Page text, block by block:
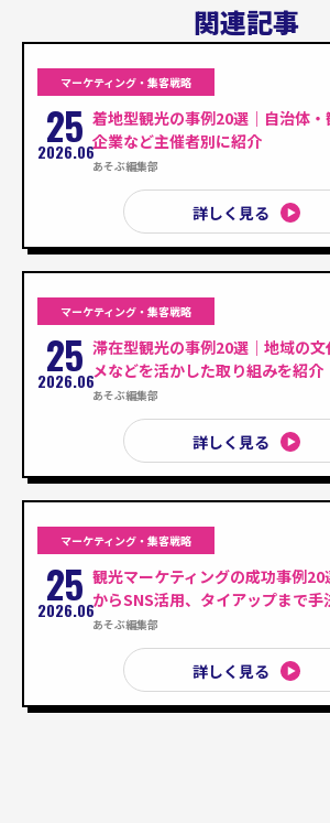
関連記事
マーケティング・集客戦略
25
2026.06
着地型観光の事例20選｜自治体
企業など主催者別に紹介
あそぶ編集部
詳しく見る
マーケティング・集客戦略
25
2026.06
滞在型観光の事例20選｜地域の
メなどを活かした取り組みを紹介
あそぶ編集部
詳しく見る
マーケティング・集客戦略
25
2026.06
観光マーケティングの成功事例20
からSNS活用、タイアップまで手
あそぶ編集部
詳しく見る